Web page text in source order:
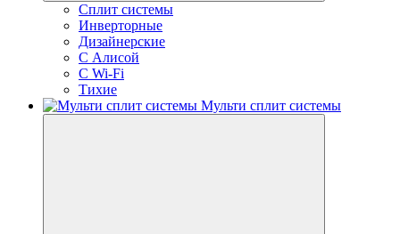
Сплит системы
Инверторные
Дизайнерские
С Алисой
C Wi-Fi
Тихие
Мульти сплит системы